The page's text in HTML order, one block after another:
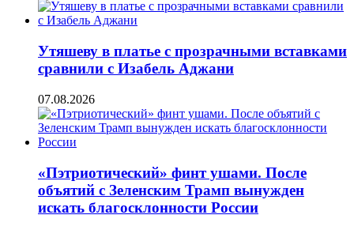
Утяшеву в платье с прозрачными вставками
сравнили с Изабель Аджани
07.08.2026
«Пэтриотический» финт ушами. После
объятий с Зеленским Трамп вынужден
искать благосклонности России